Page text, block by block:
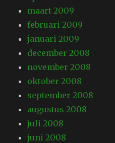
maart 2009
februari 2009
januari 2009
december 2008
november 2008
oktober 2008
september 2008
augustus 2008
juli 2008
juni 2008